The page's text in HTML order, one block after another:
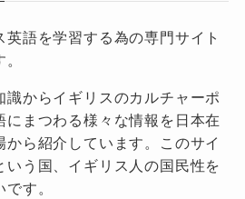
英語を学習する為の専門サイト
識からイギリスのカルチャーポ
にまつわる様々な情報を日本在
から紹介しています。このサイ
いう国、イギリス人の国民性を
す。